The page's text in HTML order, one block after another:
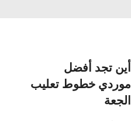
أين تجد أفضل
موردي خطوط تعليب
الجعة